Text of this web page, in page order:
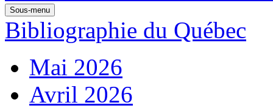
Sous-menu
Bibliographie du Québec
Mai 2026
Avril 2026